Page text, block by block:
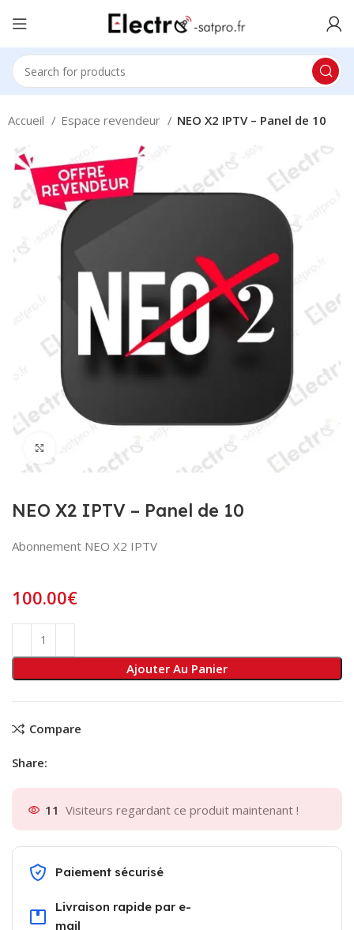
Accueil Espace revendeur NEO X2 IPTV – Panel de 10
Click to enlarge
NEO X2 IPTV – Panel de 10
Abonnement NEO X2 IPTV
100.00€
Ajouter Au Panier
Compare
Share:
11 Visiteurs regardant ce produit maintenant !
Paiement sécurisé
Livraison rapide par e-
mail